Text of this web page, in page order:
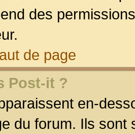
des
de page
Post-it ?
en-
du forum. Ils